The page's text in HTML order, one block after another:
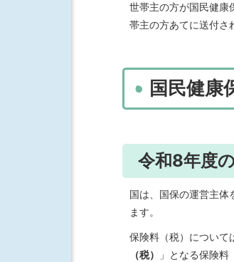
世帯主の方が国民健康
帯主の方あてに送付さ
国民健康
令和8年度
国は、国保の運営主体
ます。
保険料（税）について
（税）
」となる保険料